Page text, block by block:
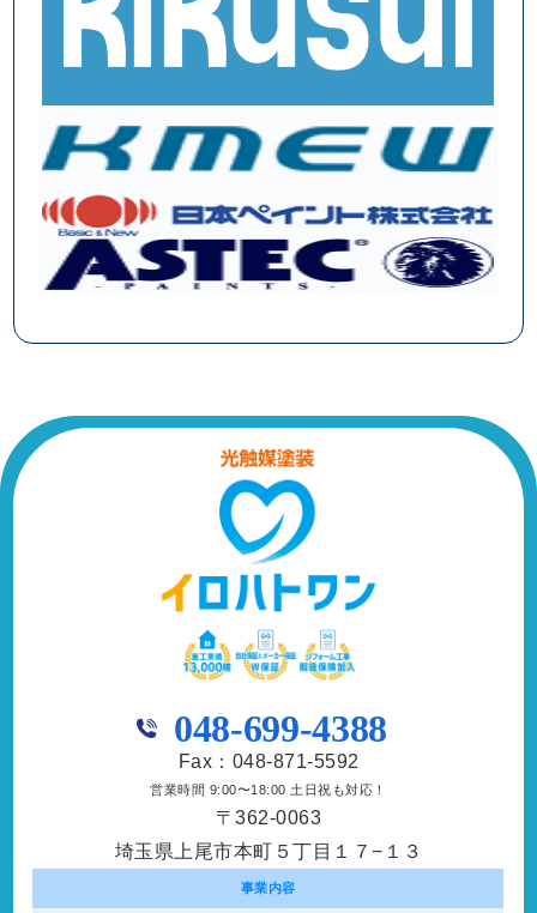
048-699-4388
Fax：048-871-5592
営業時間 9:00〜18:00 土日祝も対応！
〒362-0063
埼玉県上尾市本町５丁目１７−１３
事業内容